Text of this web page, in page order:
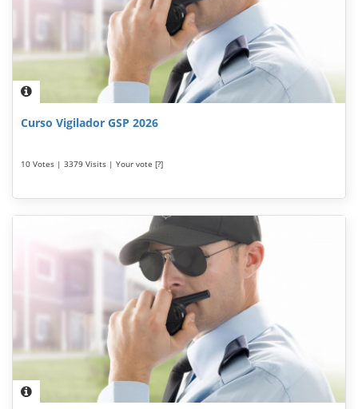
Curso Vigilador GSP 2026
10 Votes | 3379 Visits | Your vote [?]